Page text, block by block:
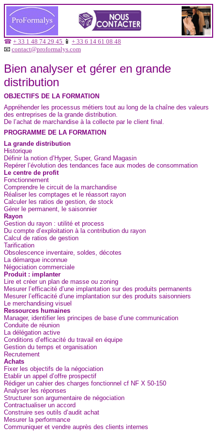
☎ + 33 1 48 74 29 45 📱 + 33 6 14 61 08 48
📧 contact@proformalys.com
Bien analyser et gérer en grande
distribution
OBJECTIFS DE LA FORMATION
Appréhender les processus métiers tout au long de la chaîne des valeurs
des entreprises de la grande distribution.
De l’achat de marchandise à la collecte par le client final.
PROGRAMME DE LA FORMATION
La grande distribution
Historique
Définir la notion d’Hyper, Super, Grand Magasin
Repérer l’évolution des tendances face aux modes de consommation
Le centre de profit
Fonctionnement
Comprendre le circuit de la marchandise
Réaliser les comptages et le réassort rayon
Calculer les ratios de gestion, de stock
Gérer le permanent, le saisonnier
Rayon
Gestion du rayon : utilité et process
Du compte d’exploitation à la contribution du rayon
Calcul de ratios de gestion
Tarification
Obsolescence inventaire, soldes, décotes
La démarque inconnue
Négociation commerciale
Produit : implanter
Lire et créer un plan de masse ou zoning
Mesurer l’efficacité d’une implantation sur des produits permanents
Mesurer l’efficacité d’une implantation sur des produits saisonniers
Le merchandising visuel
Ressources humaines
Manager, identifier les principes de base d’une communication
Conduite de réunion
La délégation active
Conditions d’efficacité du travail en équipe
Gestion du temps et organisation
Recrutement
Achats
Fixer les objectifs de la négociation
Etablir un appel d’offre prospectif
Rédiger un cahier des charges fonctionnel cf NF X 50-150
Analyser les réponses
Structurer son argumentaire de négociation
Contractualiser un accord
Construire ses outils d’audit achat
Mesurer la performance
Communiquer et vendre auprès des clients internes